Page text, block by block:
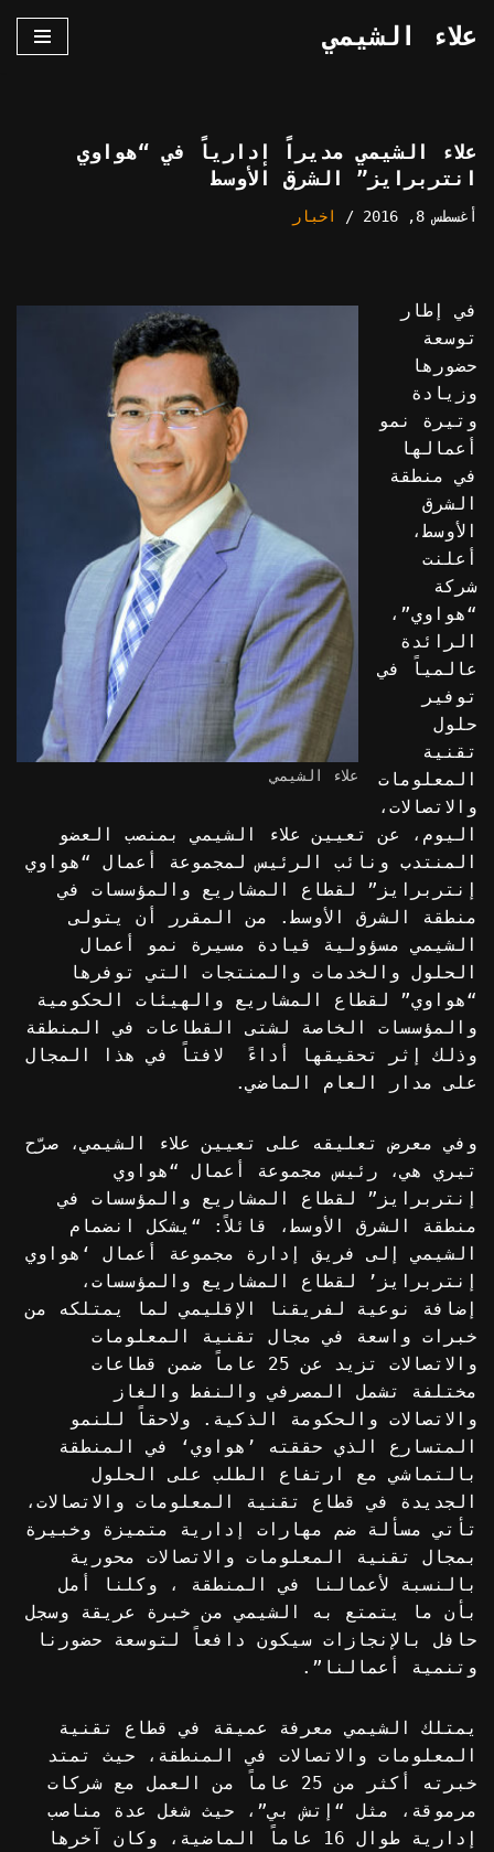
علاء الشيمي
علاء الشيمي مديراً إدارياً في “هواوي
انتربرايز” الشرق الأوسط
أغسطس 8, 2016 اخبار
علاء الشيمي
في إطار
توسعة
حضورها
وزيادة
وتيرة نمو
أعمالها
في منطقة
الشرق
الأوسط،
أعلنت
شركة
“هواوي”،
الرائدة
عالمياً في
توفير
حلول
تقنية
المعلومات
والاتصالات،
اليوم، عن تعيين علاء الشيمي بمنصب العضو
المنتدب ونائب الرئيس لمجموعة أعمال “هواوي
إنتربرايز” لقطاع المشاريع والمؤسسات في
منطقة الشرق الأوسط. من المقرر أن يتولى
الشيمي مسؤولية قيادة مسيرة نمو أعمال
الحلول والخدمات والمنتجات التي توفرها
“هواوي” لقطاع المشاريع والهيئات الحكومية
والمؤسسات الخاصة لشتى القطاعات في المنطقة
وذلك إثر تحقيقها أداءً لافتاً في هذا المجال
على مدار العام الماضي.
وفي معرض تعليقه على تعيين علاء الشيمي، صرّح
تيري هي، رئيس مجموعة أعمال “هواوي
إنتربرايز” لقطاع المشاريع والمؤسسات في
منطقة الشرق الأوسط، قائلاً: “يشكل انضمام
الشيمي إلى فريق إدارة مجموعة أعمال ‘هواوي
إنتربرايز’ لقطاع المشاريع والمؤسسات،
إضافة نوعية لفريقنا الإقليمي لما يمتلكه من
خبرات واسعة في مجال تقنية المعلومات
والاتصالات تزيد عن 25 عاماً ضمن قطاعات
مختلفة تشمل المصرفي والنفط والغاز
والاتصالات والحكومة الذكية. ولاحقاً للنمو
المتسارع الذي حققته ’هواوي‘ في المنطقة
بالتماشي مع ارتفاع الطلب على الحلول
الجديدة في قطاع تقنية المعلومات والاتصالات،
تأتي مسألة ضم مهارات إدارية متميزة وخبيرة
بمجال تقنية المعلومات والاتصالات محورية
بالنسبة لأعمالنا في المنطقة ، وكلنا أمل
بأن ما يتمتع به الشيمي من خبرة عريقة وسجل
حافل بالإنجازات سيكون دافعاً لتوسعة حضورنا
وتنمية أعمالنا”.
يمتلك الشيمي معرفة عميقة في قطاع تقنية
المعلومات والاتصالات في المنطقة، حيث تمتد
خبرته أكثر من 25 عاماً من العمل مع شركات
مرموقة، مثل “إتش بي”، حيث شغل عدة مناصب
إدارية طوال 16 عاماً الماضية، وكان آخرها